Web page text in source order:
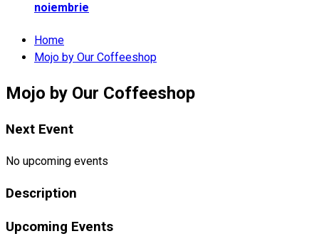
noiembrie
Home
Mojo by Our Coffeeshop
Mojo by Our Coffeeshop
Next Event
No upcoming events
Description
Upcoming Events